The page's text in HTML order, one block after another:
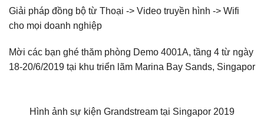
Giải pháp đồng bộ từ Thoại -> Video truyền hình -> Wifi
cho mọi doanh nghiệp
Mời các bạn ghé thăm phòng Demo 4001A, tầng 4 từ ngày
18-20/6/2019 tại khu triển lãm Marina Bay Sands, Singapor
Hình ảnh sự kiện Grandstream tại Singapor 2019